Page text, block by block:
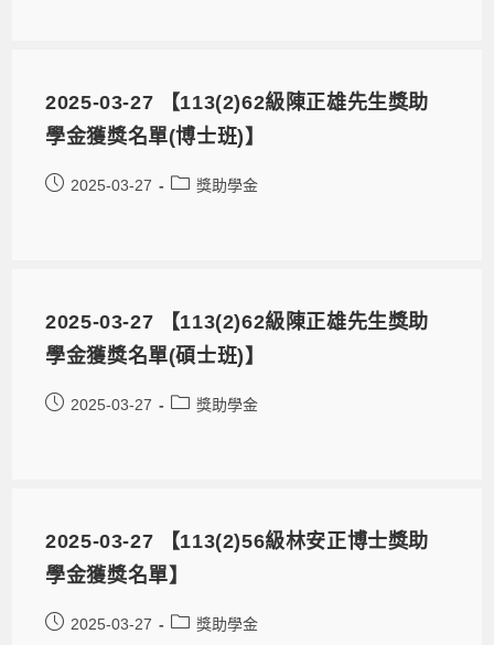
2025-03-27 【113(2)62級陳正雄先生獎助
學金獲獎名單(博士班)】
2025-03-27 獎助學金
2025-03-27 【113(2)62級陳正雄先生獎助
學金獲獎名單(碩士班)】
2025-03-27 獎助學金
2025-03-27 【113(2)56級林安正博士獎助
學金獲獎名單】
2025-03-27 獎助學金